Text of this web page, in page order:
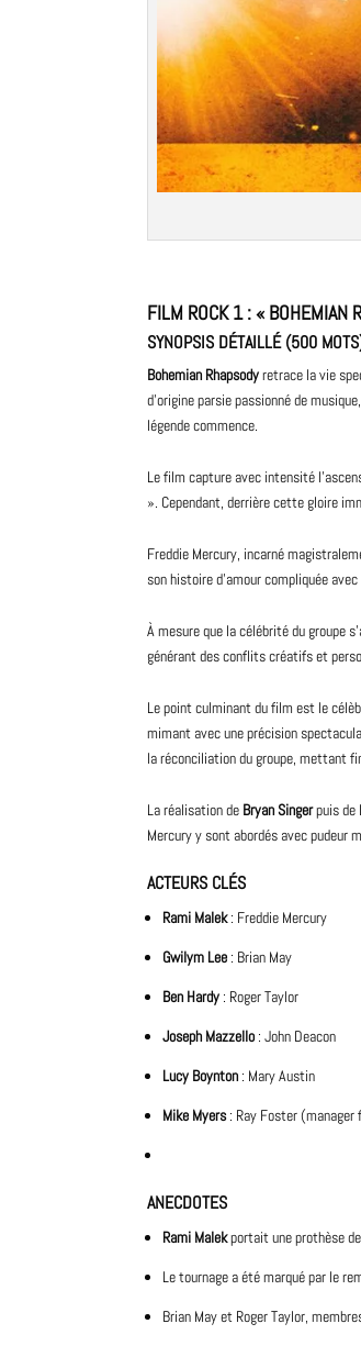
FILM ROCK 1 :« BOHEMIAN
SYNOPSIS DÉTAILLÉ (500
Bohemian Rhapsodyretrace la vie
d’origine parsie passionné de
légende commence.
Le film capture avec intensité
». Cependant, derrière cette gloire
Freddie Mercury, incarné
son histoire d’amour compliquée
À mesure que la célébrité du groupe
générant des conflits créatifs et
Le point culminant du film est le
mimant avec une précision
la réconciliation du groupe, mettant
La réalisation de Bryan Singerpuis de
Mercury y sont abordés avec pudeur
ACTEURS CLÉS
Rami Malek: Freddie Mercury
Gwilym Lee : Brian May
Ben Hardy : Roger Taylor
Joseph Mazzello : John Deacon
Lucy Boynton : Mary Austin
Mike Myers: Ray Foster
ANECDOTES
Rami Malekportait une prothèse
Le tournage a été marqué par le
Brian May et Roger Taylor,